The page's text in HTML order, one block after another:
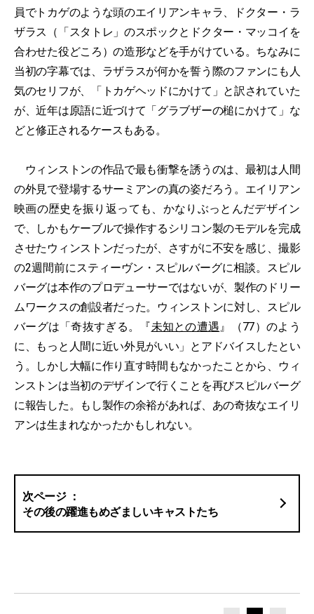
員でトカゲのような頭のエイリアンキャラ、ドクター・ラ
ザラス（「スタトレ」のスポックとドクター・マッコイを
合わせた役どころ）の造形などを手がけている。ちなみに
当初の字幕では、ラザラスが何かを誓う際のファンにも人
気のセリフが、「トカゲヘッドにかけて」と訳されていた
が、近年は原語に近づけて「グラブザーの槌にかけて」な
どと修正されるケースもある。
ウィンストンの作品で最も衝撃を誘うのは、最初は人間
の外見で登場するサーミアンの真の姿だろう。エイリアン
映画の歴史を振り返っても、かなりぶっとんだデザイン
で、しかもケーブルで操作するシリコン製のモデルを完成
させたウィンストンだったが、さすがに不安を感じ、撮影
の2週間前にスティーヴン・スピルバーグに相談。スピル
バーグは本作のプロデューサーではないが、製作のドリー
ムワークスの創設者だった。ウィンストンに対し、スピル
バーグは「奇抜すぎる。『未知との遭遇 』（77）のよう
に、もっと人間に近い外見がいい」とアドバイスしたとい
う。しかし大幅に作り直す時間もなかったことから、ウィ
ンストンは当初のデザインで行くことを再びスピルバーグ
に報告した。もし製作の余裕があれば、あの奇抜なエイリ
アンは生まれなかったかもしれない。
その後の躍進もめざましいキャストたち